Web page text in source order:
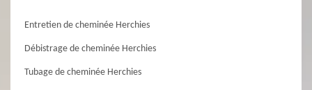
Entretien de cheminée Herchies
Débistrage de cheminée Herchies
Tubage de cheminée Herchies